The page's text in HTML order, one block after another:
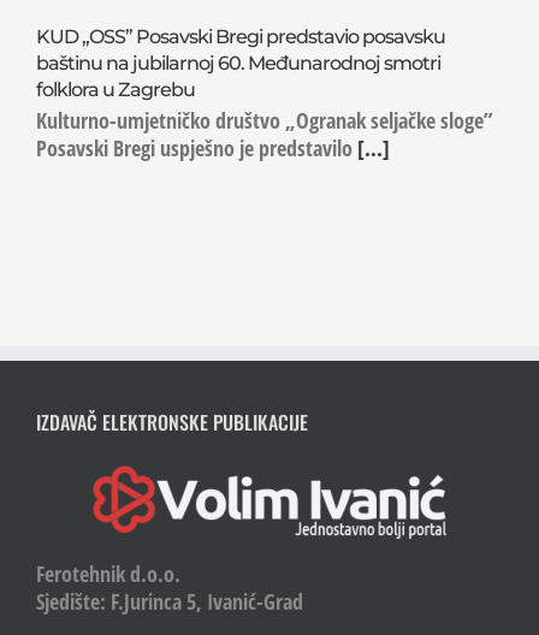
KUD „OSS” Posavski Bregi predstavio posavsku
baštinu na jubilarnoj 60. Međunarodnoj smotri
folklora u Zagrebu
Kulturno-umjetničko društvo „Ogranak seljačke sloge”
Posavski Bregi uspješno je predstavilo [...]
IZDAVAČ ELEKTRONSKE PUBLIKACIJE
Ferotehnik d.o.o.
Sjedište: F.Jurinca 5, Ivanić-Grad